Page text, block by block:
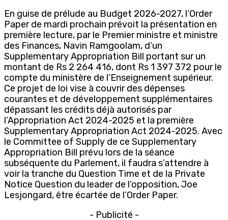
En guise de prélude au Budget 2026-2027, l’Order
Paper de mardi prochain prévoit la présentation en
première lecture, par le Premier ministre et ministre
des Finances, Navin Ramgoolam, d’un
Supplementary Appropriation Bill portant sur un
montant de Rs 2 264 416, dont Rs 1 397 372 pour le
compte du ministère de l’Enseignement supérieur.
Ce projet de loi vise à couvrir des dépenses
courantes et de développement supplémentaires
dépassant les crédits déjà autorisés par
l’Appropriation Act 2024-2025 et la première
Supplementary Appropriation Act 2024-2025. Avec
le Committee of Supply de ce Supplementary
Appropriation Bill prévu lors de la séance
subséquente du Parlement, il faudra s’attendre à
voir la tranche du Question Time et de la Private
Notice Question du leader de l’opposition, Joe
Lesjongard, être écartée de l’Order Paper.
- Publicité -